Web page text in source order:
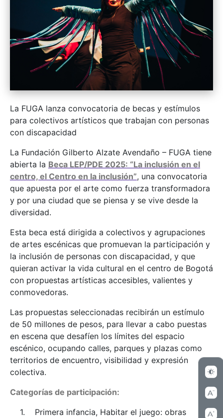
La FUGA lanza convocatoria de becas y estímulos
para colectivos artísticos que trabajan con personas
con discapacidad
La Fundación Gilberto Alzate Avendaño – FUGA tiene
abierta la Beca LEP/PDE 2025: “La inclusión en el
centro, el Centro en la inclusión”, una convocatoria
que apuesta por el arte como fuerza transformadora
y por una ciudad que se piensa y se vive desde la
diversidad.
Esta beca está dirigida a colectivos y agrupaciones
de artes escénicas que promuevan la participación y
la inclusión de personas con discapacidad, y que
quieran activar la vida cultural en el centro de Bogotá
con propuestas artísticas accesibles, valientes y
conmovedoras.
Las propuestas seleccionadas recibirán un estímulo
de 50 millones de pesos, para llevar a cabo puestas
en escena que desafíen los límites del espacio
escénico, ocupando calles, parques y plazas como
territorios de encuentro, visibilidad y expresión
colectiva.
Categorías de participación:
1. Primera infancia, Habitar el juego: obras